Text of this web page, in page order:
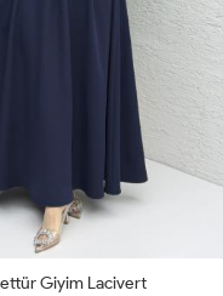
Giyim Lacivert